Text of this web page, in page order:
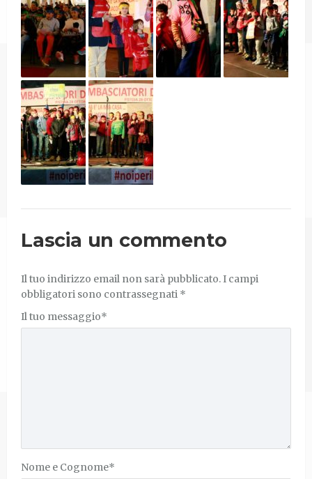
Lascia un commento
Il tuo indirizzo email non sarà pubblicato.I campi
obbligatori sono contrassegnati *
Il tuo messaggio*
Nome e Cognome*